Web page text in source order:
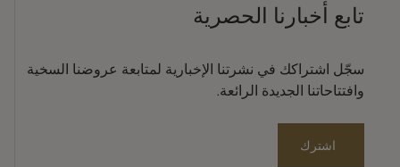
تابع أخبارنا الحصرية
سجّل اشتراكك في نشرتنا الإخبارية لمتابعة عروضنا السخية
وافتتاحاتنا الجديدة الرائعة.
اشترك